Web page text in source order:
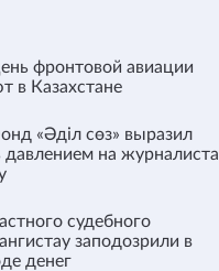
фронтовой авиации
в Казахстане
«Әділ сөз» выразил
давлением на журналиста
судебного
заподозрили в
денег